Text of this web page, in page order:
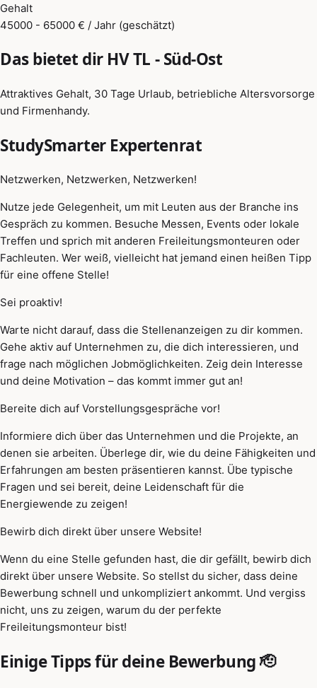
Gehalt
45000 - 65000 € / Jahr (geschätzt)
Das bietet dir HV TL - Süd-Ost
Attraktives Gehalt, 30 Tage Urlaub, betriebliche Altersvorsorge
und Firmenhandy.
StudySmarter Expertenrat
Netzwerken, Netzwerken, Netzwerken!
Nutze jede Gelegenheit, um mit Leuten aus der Branche ins
Gespräch zu kommen. Besuche Messen, Events oder lokale
Treffen und sprich mit anderen Freileitungsmonteuren oder
Fachleuten. Wer weiß, vielleicht hat jemand einen heißen Tipp
für eine offene Stelle!
Sei proaktiv!
Warte nicht darauf, dass die Stellenanzeigen zu dir kommen.
Gehe aktiv auf Unternehmen zu, die dich interessieren, und
frage nach möglichen Jobmöglichkeiten. Zeig dein Interesse
und deine Motivation – das kommt immer gut an!
Bereite dich auf Vorstellungsgespräche vor!
Informiere dich über das Unternehmen und die Projekte, an
denen sie arbeiten. Überlege dir, wie du deine Fähigkeiten und
Erfahrungen am besten präsentieren kannst. Übe typische
Fragen und sei bereit, deine Leidenschaft für die
Energiewende zu zeigen!
Bewirb dich direkt über unsere Website!
Wenn du eine Stelle gefunden hast, die dir gefällt, bewirb dich
direkt über unsere Website. So stellst du sicher, dass deine
Bewerbung schnell und unkompliziert ankommt. Und vergiss
nicht, uns zu zeigen, warum du der perfekte
Freileitungsmonteur bist!
Einige Tipps für deine Bewerbung 🫡